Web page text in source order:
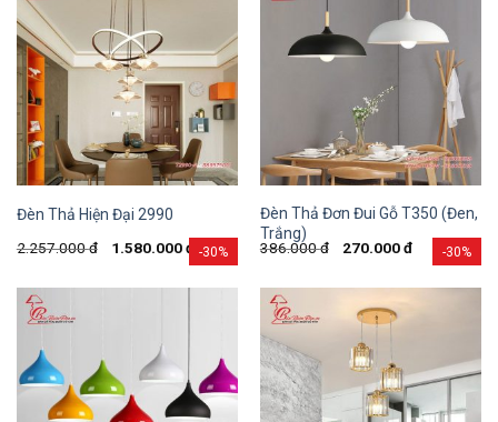
-30%
Đèn Thả Hiện Đại 2990
2.257.000đ 1.580.000đ -30%
Đèn Thả Đơn Đui Gỗ T350 (Đen,
Trắng)
386.000đ 270.000đ